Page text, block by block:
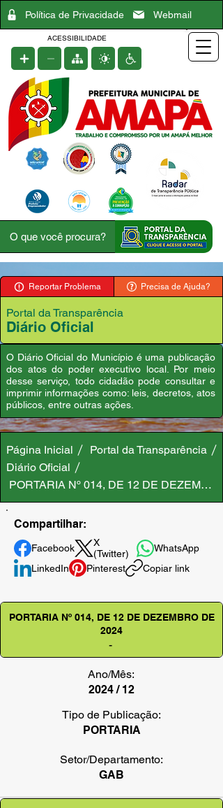
Política de Privacidade Webmail
ACESSIBILIDADE
Reportar Problema Precisa de Ajuda?
Portal da Transparência
Diário Oficial
O Diário Oficial do Município é uma publicação
dos atos do poder executivo local. Por meio
desse serviço, todo cidadão pode consultar e
imprimir informações como: leis, decretos, atos
públicos, entre outras ações.
Página Inicial
Portal da Transparência
Diário Oficial
PORTARIA Nº 014, DE 12 DE
Compartilhar:
Facebook
X
(Twitter)
WhatsApp
LinkedIn
Pinterest Copiar link
PORTARIA Nº 014, DE 12 DE DEZEMBRO DE
2024
-
Ano/Mês:
2024 / 12
Tipo de Publicação:
PORTARIA
Setor/Departamento:
GAB